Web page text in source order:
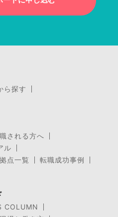
ら探す
される方へ
ル
拠点一覧
転職成功事例
COLUMN